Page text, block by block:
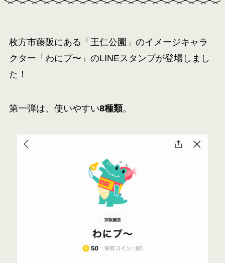
枚方市藤阪にある「王仁公園」のイメージキャラ
クター「わにプ〜」のLINEスタンプが登場しまし
た！
第一弾は、使いやすい8種類。